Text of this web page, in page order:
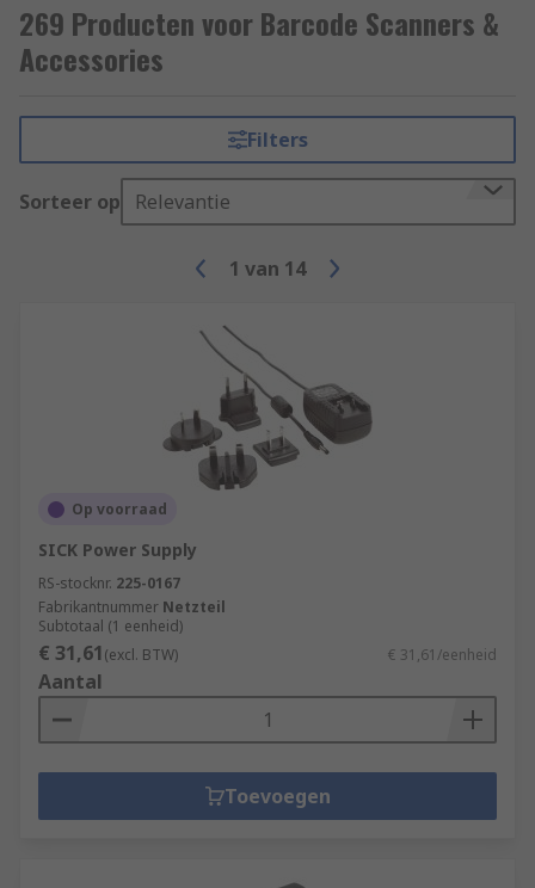
269 Producten voor Barcode Scanners &
Accessories
Filters
Sorteer op Relevantie
1 van 14
Op voorraad
SICK Power Supply
RS-stocknr. 225-0167
Fabrikantnummer Netzteil
Subtotaal (1 eenheid)
€ 31,61(excl. BTW) € 31,61/eenheid
Aantal
Toevoegen